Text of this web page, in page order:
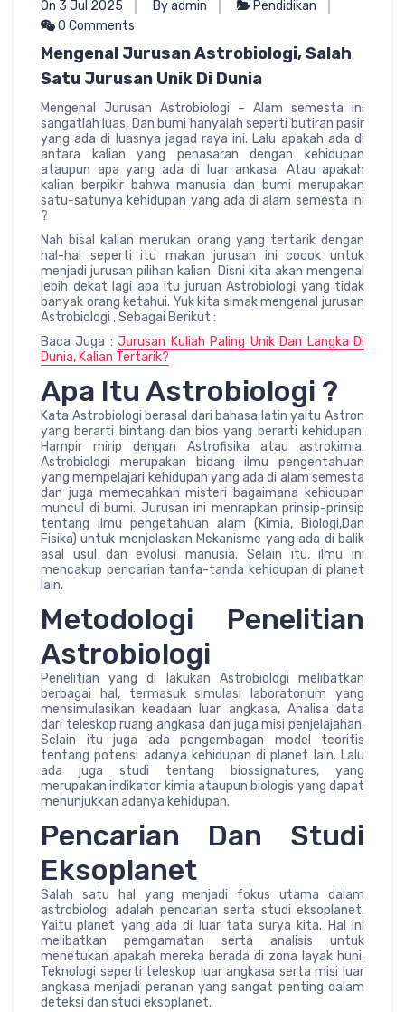
On 3 Jul 2025 By admin
Pendidikan
0 Comments
Mengenal Jurusan Astrobiologi, Salah
Satu Jurusan Unik Di Dunia
Mengenal Jurusan Astrobiologi – Alam semesta ini
sangatlah luas, Dan bumi hanyalah seperti butiran pasir
yang ada di luasnya jagad raya ini. Lalu apakah ada di
antara kalian yang penasaran dengan kehidupan
ataupun apa yang ada di luar ankasa. Atau apakah
kalian berpikir bahwa manusia dan bumi merupakan
satu-satunya kehidupan yang ada di alam semesta ini
?
Nah bisal kalian merukan orang yang tertarik dengan
hal-hal seperti itu makan jurusan ini cocok untuk
menjadi jurusan pilihan kalian. Disni kita akan mengenal
lebih dekat lagi apa itu juruan Astrobiologi yang tidak
banyak orang ketahui. Yuk kita simak mengenal jurusan
Astrobiologi , Sebagai Berikut :
Baca Juga :Jurusan Kuliah Paling Unik Dan Langka Di
Dunia, Kalian Tertarik?
Apa Itu Astrobiologi ?
Kata Astrobiologi berasal dari bahasa latin yaitu Astron
yang berarti bintang dan bios yang berarti kehidupan.
Hampir mirip dengan Astrofisika atau astrokimia.
Astrobiologi merupakan bidang ilmu pengentahuan
yang mempelajari kehidupan yang ada di alam semesta
dan juga memecahkan misteri bagaimana kehidupan
muncul di bumi. Jurusan ini menrapkan prinsip-prinsip
tentang ilmu pengetahuan alam (Kimia, Biologi,Dan
Fisika) untuk menjelaskan Mekanisme yang ada di balik
asal usul dan evolusi manusia. Selain itu, ilmu ini
mencakup pencarian tanfa-tanda kehidupan di planet
lain.
Metodologi Penelitian
Astrobiologi
Penelitian yang di lakukan Astrobiologi melibatkan
berbagai hal, termasuk simulasi laboratorium yang
mensimulasikan keadaan luar angkasa, Analisa data
dari teleskop ruang angkasa dan juga misi penjelajahan.
Selain itu juga ada pengembagan model teoritis
tentang potensi adanya kehidupan di planet lain. Lalu
ada juga studi tentang biossignatures, yang
merupakan indikator kimia ataupun biologis yang dapat
menunjukkan adanya kehidupan.
Pencarian Dan Studi
Eksoplanet
Salah satu hal yang menjadi fokus utama dalam
astrobiologi adalah pencarian serta studi eksoplanet.
Yaitu planet yang ada di luar tata surya kita. Hal ini
melibatkan pemgamatan serta analisis untuk
menetukan apakah mereka berada di zona layak huni.
Teknologi seperti teleskop luar angkasa serta misi luar
angkasa menjadi peranan yang sangat penting dalam
deteksi dan studi eksoplanet.